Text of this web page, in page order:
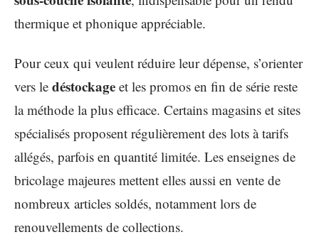
thermique et phonique appréciable.
Pour ceux qui veulent réduire leur dépense, s’orienter
vers le déstockage et les promos en fin de série reste
la méthode la plus efficace. Certains magasins et sites
spécialisés proposent régulièrement des lots à tarifs
allégés, parfois en quantité limitée. Les enseignes de
bricolage majeures mettent elles aussi en vente de
nombreux articles soldés, notamment lors de
renouvellements de collections.